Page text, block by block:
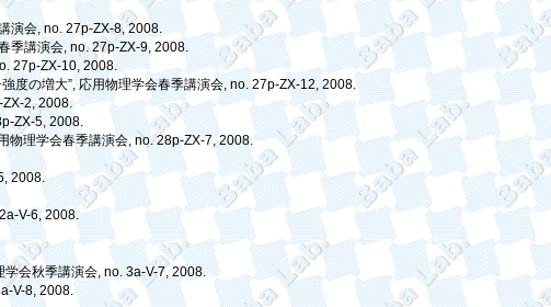
演会, no. 27p-ZX-8, 2008.
季講演会, no. 27p-ZX-9, 2008.
27p-ZX-10, 2008.
度の増大”,応用物理学会春季講演会, no. 27p-ZX-12, 2008.
2, 2008.
ZX-5, 2008.
物理学会春季講演会, no. 28p-ZX-7, 2008.
2008.
V-6, 2008.
学会秋季講演会, no. 3a-V-7, 2008.
V-8, 2008.